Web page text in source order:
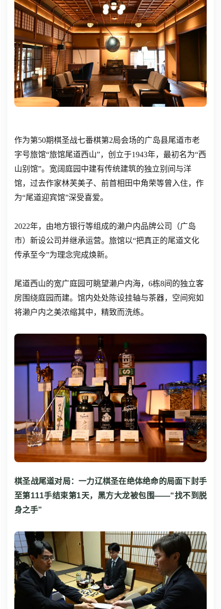
作为第50期棋圣战七番棋第2局会场的广岛县尾道市老
字号旅馆“旅馆尾道西山”，创立于1943年，最初名为“西
山别馆”。宽阔庭园中建有传统建筑的独立别间与洋
馆，过去作家林芙美子、前首相田中角荣等曾入住，作
为“尾道迎宾馆”深受喜爱。
2022年，由地方银行等组成的濑户内品牌公司（广岛
市）新设公司并继承运营。旅馆以“把真正的尾道文化
传承至今”为理念完成焕新。
尾道西山的宽广庭园可眺望濑户内海，6栋8间的独立客
房围绕庭园而建。馆内处处陈设挂轴与茶器，空间宛如
将濑户内之美浓缩其中，精致而洗练。
棋圣战尾道对局：一力辽棋圣在绝体绝命的局面下封手
至第111手结束第1天，黑方大龙被包围——“找不到脱
身之手”